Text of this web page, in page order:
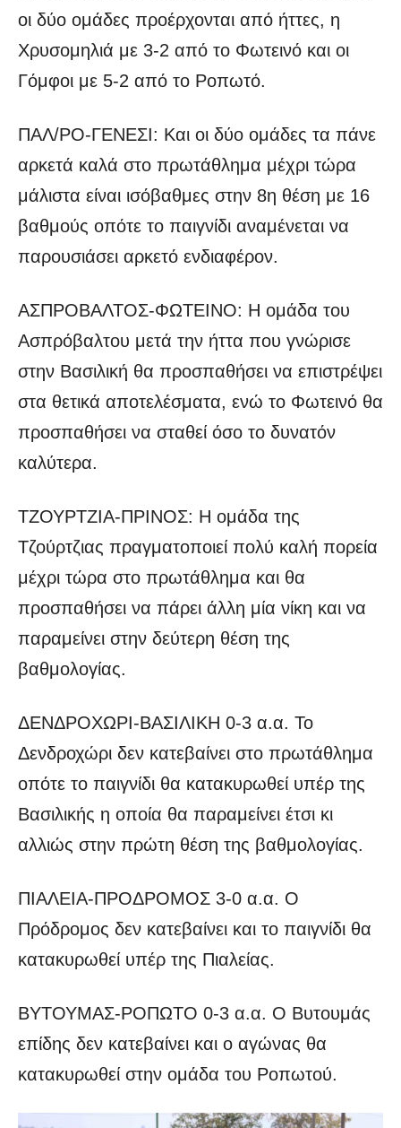
οι δύο ομάδες προέρχονται από ήττες, η
Χρυσομηλιά με 3-2 από το Φωτεινό και οι
Γόμφοι με 5-2 από το Ροπωτό.
ΠΑΛ/ΡΟ-ΓΕΝΕΣΙ: Και οι δύο ομάδες τα πάνε
αρκετά καλά στο πρωτάθλημα μέχρι τώρα
μάλιστα είναι ισόβαθμες στην 8η θέση με 16
βαθμούς οπότε το παιγνίδι αναμένεται να
παρουσιάσει αρκετό ενδιαφέρον.
ΑΣΠΡΟΒΑΛΤΟΣ-ΦΩΤΕΙΝΟ: Η ομάδα του
Ασπρόβαλτου μετά την ήττα που γνώρισε
στην Βασιλική θα προσπαθήσει να επιστρέψει
στα θετικά αποτελέσματα, ενώ το Φωτεινό θα
προσπαθήσει να σταθεί όσο το δυνατόν
καλύτερα.
ΤΖΟΥΡΤΖΙΑ-ΠΡΙΝΟΣ: Η ομάδα της
Τζούρτζιας πραγματοποιεί πολύ καλή πορεία
μέχρι τώρα στο πρωτάθλημα και θα
προσπαθήσει να πάρει άλλη μία νίκη και να
παραμείνει στην δεύτερη θέση της
βαθμολογίας.
ΔΕΝΔΡΟΧΩΡΙ-ΒΑΣΙΛΙΚΗ 0-3 α.α. Το
Δενδροχώρι δεν κατεβαίνει στο πρωτάθλημα
οπότε το παιγνίδι θα κατακυρωθεί υπέρ της
Βασιλικής η οποία θα παραμείνει έτσι κι
αλλιώς στην πρώτη θέση της βαθμολογίας.
ΠΙΑΛΕΙΑ-ΠΡΟΔΡΟΜΟΣ 3-0 α.α. Ο
Πρόδρομος δεν κατεβαίνει και το παιγνίδι θα
κατακυρωθεί υπέρ της Πιαλείας.
ΒΥΤΟΥΜΑΣ-ΡΟΠΩΤΟ 0-3 α.α. Ο Βυτουμάς
επίδης δεν κατεβαίνει και ο αγώνας θα
κατακυρωθεί στην ομάδα του Ροπωτού.